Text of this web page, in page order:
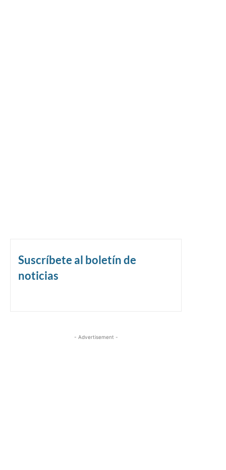
Suscríbete al boletín de
noticias
- Advertisement -